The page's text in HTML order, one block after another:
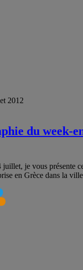
2012
du week-
juillet, je vous présente
en Grèce dans la